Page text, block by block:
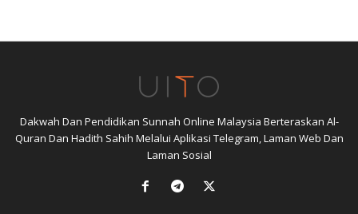
Dakwah Dan Pendidikan Sunnah Online Malaysia Berteraskan Al-
Quran Dan Hadith Sahih Melalui Aplikasi Telegram, Laman Web Dan
Laman Sosial